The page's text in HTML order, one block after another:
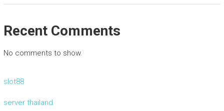
Recent Comments
No comments to show.
slot88
server thailand